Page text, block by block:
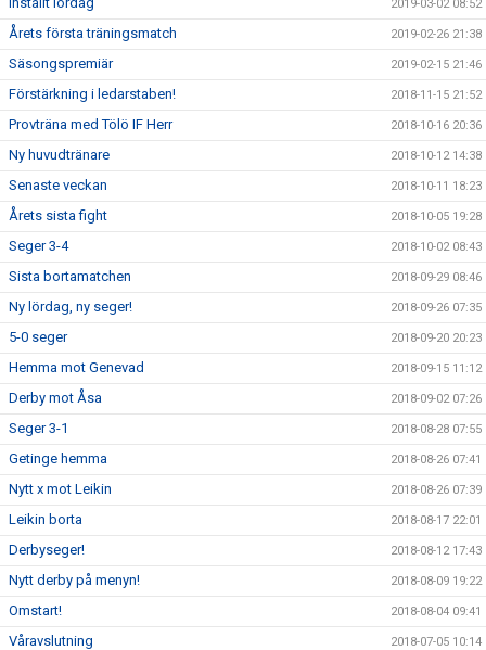
2019-03-02 08:52
Årets första träningsmatch 2019-02-26 21:38
Säsongspremiär 2019-02-15 21:46
Förstärkning i ledarstaben! 2018-11-15 21:52
Provträna med Tölö IF Herr 2018-10-16 20:36
Ny huvudtränare 2018-10-12 14:38
Senaste veckan 2018-10-11 18:23
Årets sista fight 2018-10-05 19:28
Seger 3-4 2018-10-02 08:43
Sista bortamatchen 2018-09-29 08:46
Ny lördag, ny seger! 2018-09-26 07:35
5-0 seger 2018-09-20 20:23
Hemma mot Genevad 2018-09-15 11:12
Derby mot Åsa 2018-09-02 07:26
Seger 3-1 2018-08-28 07:55
Getinge hemma 2018-08-26 07:41
Nytt x mot Leikin 2018-08-26 07:39
Leikin borta 2018-08-17 22:01
Derbyseger! 2018-08-12 17:43
Nytt derby på menyn! 2018-08-09 19:22
Omstart! 2018-08-04 09:41
Våravslutning 2018-07-05 10:14